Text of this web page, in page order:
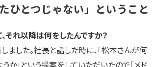
ひとつじゃない」ということ
、それ以降は何をしたんですか？
ました。社長と話した時に、「松本さんが何